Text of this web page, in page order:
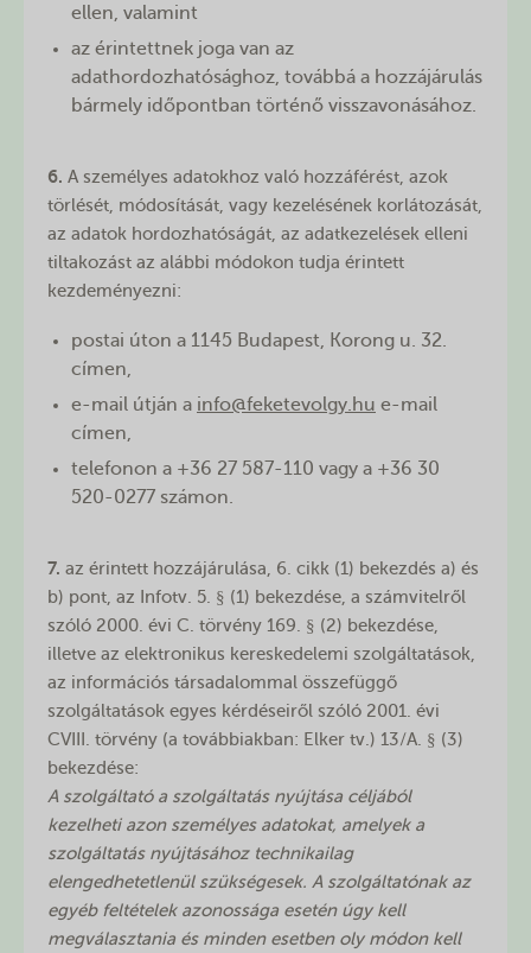
ellen, valamint
az érintettnek joga van az
adathordozhatósághoz, továbbá a hozzájárulás
bármely időpontban történő visszavonásához.
6. A személyes adatokhoz való hozzáférést, azok
törlését, módosítását, vagy kezelésének korlátozását,
az adatok hordozhatóságát, az adatkezelések elleni
tiltakozást az alábbi módokon tudja érintett
kezdeményezni:
postai úton a 1145 Budapest, Korong u. 32.
címen,
e-mail útján a info@feketevolgy.hu e-mail
címen,
telefonon a +36 27 587-110 vagy a +36 30
520-0277 számon.
7. az érintett hozzájárulása, 6. cikk (1) bekezdés a) és
b) pont, az Infotv. 5. § (1) bekezdése, a számvitelről
szóló 2000. évi C. törvény 169. § (2) bekezdése,
illetve az elektronikus kereskedelemi szolgáltatások,
az információs társadalommal összefüggő
szolgáltatások egyes kérdéseiről szóló 2001. évi
CVIII. törvény (a továbbiakban: Elker tv.) 13/A. § (3)
bekezdése:
A szolgáltató a szolgáltatás nyújtása céljából
kezelheti azon személyes adatokat, amelyek a
szolgáltatás nyújtásához technikailag
elengedhetetlenül szükségesek. A szolgáltatónak az
egyéb feltételek azonossága esetén úgy kell
megválasztania és minden esetben oly módon kell